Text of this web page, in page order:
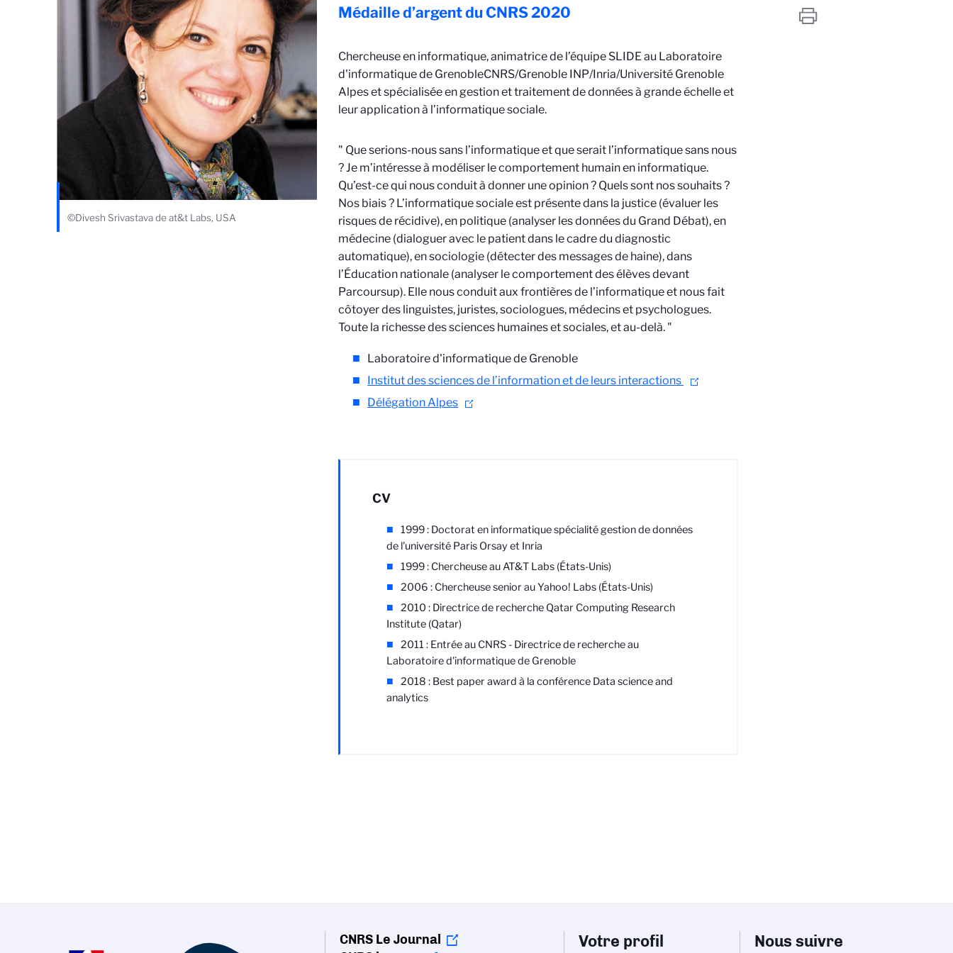
©Divesh Srivastava de at&t Labs, USA
Médaille d’argent du CNRS2020
Chercheuse en informatique, animatrice de l’équipe SLIDE au Laboratoire
d'informatique de GrenobleCNRS/Grenoble INP/Inria/Université Grenoble
Alpeset spécialisée en gestion et traitement de données à grande échelle et
leur application à l’informatique sociale.
" Que serions-nous sans l’informatique et que serait l’informatique sans nous
? Je m’intéresse à modéliser le comportement humain en informatique.
Qu’est-ce qui nous conduit à donner une opinion ? Quels sont nos souhaits ?
Nos biais ? L’informatique sociale est présente dans la justice (évaluer les
risques de récidive), en politique (analyser les données du Grand Débat), en
médecine (dialoguer avec le patient dans le cadre du diagnostic
automatique), en sociologie (détecter des messages de haine), dans
l’Éducation nationale (analyser le comportement des élèves devant
Parcoursup). Elle nous conduit aux frontières de l’informatique et nous fait
côtoyer des linguistes, juristes, sociologues, médecins et psychologues.
Toute la richesse des sciences humaines et sociales, et au-delà. "
Laboratoire d'informatique de Grenoble
Institut des sciences de l’information et de leurs interactions
Délégation Alpes
CV
1999 : Doctorat en informatique spécialité gestion de données
de l'université Paris Orsay et Inria
1999 : Chercheuse au AT&T Labs (États-Unis)
2006 : Chercheuse senior au Yahoo! Labs (États-Unis)
2010 : Directrice de recherche Qatar Computing Research
Institute (Qatar)
2011 : Entrée au CNRS - Directrice de recherche au
Laboratoire d'informatique de Grenoble
2018 : Best paper award à la conférence Data science and
analytics
CNRS Le Journal
Votre profil Nous suivre